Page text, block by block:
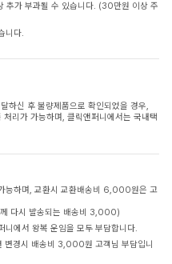
추가 부과될 수 있습니다. (30만원 이상 주
니다.
하신 후 불량제품으로 확인되었을 경우,
리가 가능하며, 클릭앤퍼니에서는 국내택
능하며, 교환시 교환배송비 6,000원은 고
다시 발송되는 배송비 3,000)
니에서 왕복 운임을 모두 부담합니다.
변경시 배송비 3,000원 고객님 부담입니